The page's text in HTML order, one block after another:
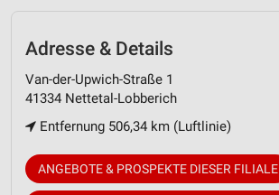
Adresse & Details
Van-der-Upwich-Straße 1
41334 Nettetal-Lobberich
Entfernung 506,34 km (Luftlinie)
ANGEBOTE & PROSPEKTE DIESER FILIALE